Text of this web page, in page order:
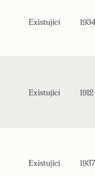
Existující 1934
Existující
Existující 1937